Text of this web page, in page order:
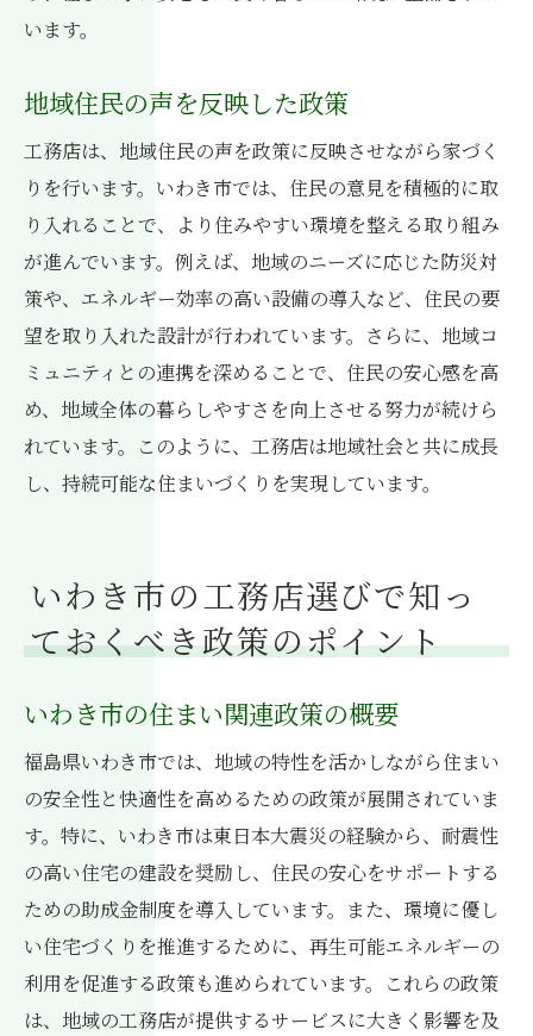
います。
地域住民の声を反映した政策
工務店は、地域住民の声を政策に反映させながら家づく
りを行います。いわき市では、住民の意見を積極的に取
り入れることで、より住みやすい環境を整える取り組み
が進んでいます。例えば、地域のニーズに応じた防災対
策や、エネルギー効率の高い設備の導入など、住民の要
望を取り入れた設計が行われています。さらに、地域コ
ミュニティとの連携を深めることで、住民の安心感を高
め、地域全体の暮らしやすさを向上させる努力が続けら
れています。このように、工務店は地域社会と共に成長
し、持続可能な住まいづくりを実現しています。
いわき市の工務店選びで知っ
ておくべき政策のポイント
いわき市の住まい関連政策の概要
福島県いわき市では、地域の特性を活かしながら住まい
の安全性と快適性を高めるための政策が展開されていま
す。特に、いわき市は東日本大震災の経験から、耐震性
の高い住宅の建設を奨励し、住民の安心をサポートする
ための助成金制度を導入しています。また、環境に優し
い住宅づくりを推進するために、再生可能エネルギーの
利用を促進する政策も進められています。これらの政策
は、地域の工務店が提供するサービスに大きく影響を及